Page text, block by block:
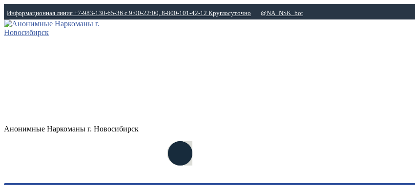
к
содержимому
Информационная линия +7-983-130-65-36 с 9:00-22:00, 8-800-101-42-12 Круглосуточно @NA_NSK_bot
Анонимные Наркоманы г. Новосибирск